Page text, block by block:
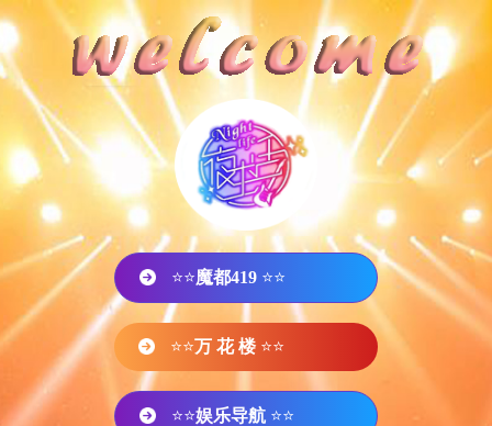
⭐⭐魔都419 ⭐⭐
⭐⭐万 花 楼 ⭐⭐
⭐⭐娱乐导航 ⭐⭐